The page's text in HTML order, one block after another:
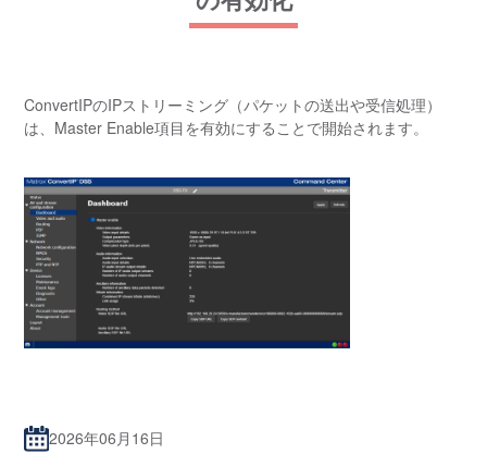
ConvertIPのIPストリーミング（パケットの送出や受信処理）
は、Master Enable項目を有効にすることで開始されます。
2026年06月16日